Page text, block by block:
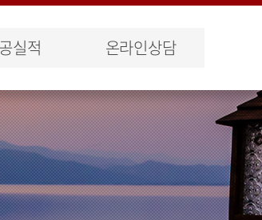
실적 온라인상담